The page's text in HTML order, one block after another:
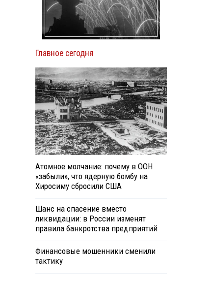
Главное сегодня
Атомное молчание: почему в ООН
«забыли», что ядерную бомбу на
Хиросиму сбросили США
Шанс на спасение вместо
ликвидации: в России изменят
правила банкротства предприятий
Финансовые мошенники сменили
тактику